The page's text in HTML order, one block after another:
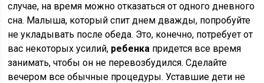
случае, на время можно отказаться от одного дневного
сна. Малыша, который спит днем дважды, попробуйте
не укладывать после обеда. Это, конечно, потребует от
вас некоторых усилий, ребенка придется все время
занимать, чтобы он не перевозбудился. Сделайте
вечером все обычные процедуры. Уставшие дети не